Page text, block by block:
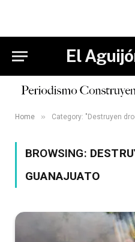
El
Home » Category: "Destruyen
BROWSING:
GUANAJUATO